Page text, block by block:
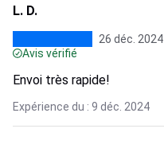
L. D.
26 déc. 2024
Avis vérifié
Envoi très rapide!
Expérience du : 9 déc. 2024